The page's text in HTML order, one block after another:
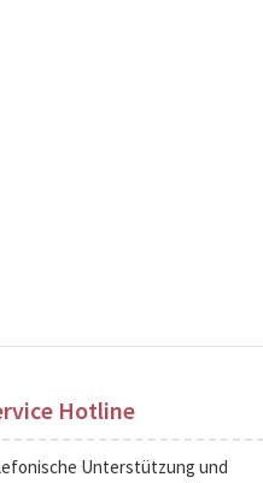
Hotline
Unterstützung und